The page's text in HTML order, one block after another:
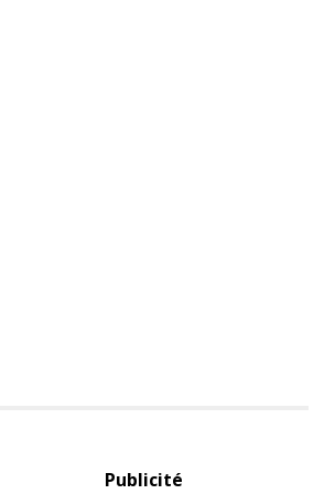
Publicité